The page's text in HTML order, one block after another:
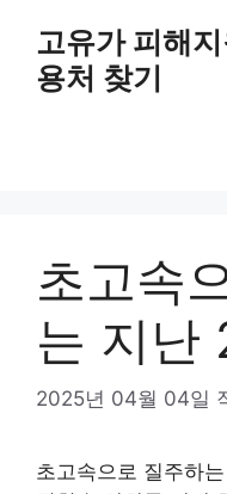
고유가 피해
용처 찾기
초고속
는 지난
2025년 04월 04일
초고속으로 질주하